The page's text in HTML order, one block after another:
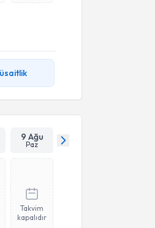
9 Ağu
Paz
Takvim
kapalıdır